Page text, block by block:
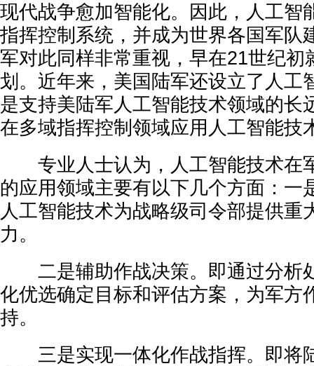
现代战争愈加智能化。因此，人工智
指挥控制系统，并成为世界各国军队
军对此同样非常重视，早在21世纪初
划。近年来，美国陆军还设立了人工
是支持美陆军人工智能技术领域的长
在多域指挥控制领域应用人工智能技
专业人士认为，人工智能技术在
的应用领域主要有以下几个方面：一
人工智能技术为战略级司令部提供重
力。
二是辅助作战决策。即通过分析
化优选确定目标和评估方案，为军方
持。
三是实现一体化作战指挥。即将